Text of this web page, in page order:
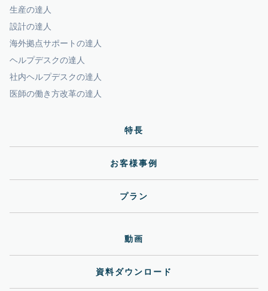
生産の達人
設計の達人
海外拠点サポートの達人
ヘルプデスクの達人
社内ヘルプデスクの達人
医師の働き方改革の達人
特長
お客様事例
プラン
動画
資料ダウンロード